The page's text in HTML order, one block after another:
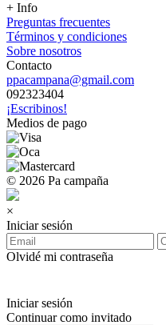
+ Info
Preguntas frecuentes
Términos y condiciones
Sobre nosotros
Contacto
ppacampana@gmail.com
092323404
¡Escribinos!
Medios de pago
© 2026 Pa campaña
×
Iniciar sesión
Olvidé mi contraseña
Iniciar sesión
Continuar como invitado